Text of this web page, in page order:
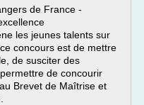
de France -
les jeunes talents sur
concours est de mettre
de susciter des
de concourir
Brevet de Maîtrise et